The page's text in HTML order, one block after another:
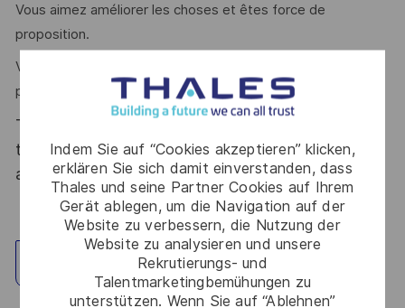
Indem Sie auf “Cookies akzeptieren” klicken,
erklären Sie sich damit einverstanden, dass
Thales und seine Partner Cookies auf Ihrem
Gerät ablegen, um die Navigation auf der
Website zu verbessern, die Nutzung der
Website zu analysieren und unsere
Rekrutierungs- und
Talentmarketingbemühungen zu
unterstützen. Wenn Sie auf “Ablehnen”
Vous aimez améliorer les choses et êtes force de
proposition.
Vous avez des capacités d'anticipation et savez faire
preuve de réactivité.
Thales, entreprise Handi-Engagée, reconnait
tous les talents. La diversité est notre meilleur
atout. Postulez et rejoignez nous !
Standort erkunden